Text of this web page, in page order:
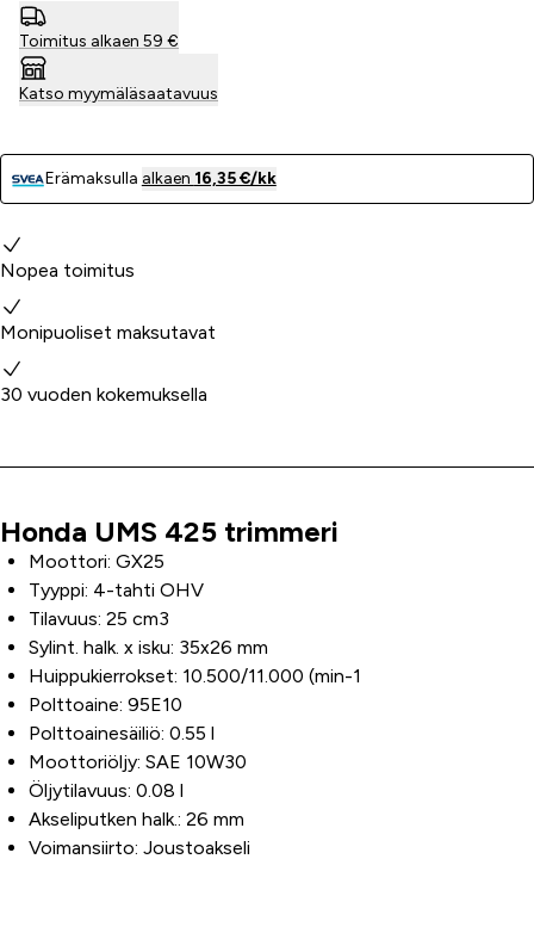
Toimitus alkaen 59 €
Katso myymäläsaatavuus
Erämaksulla alkaen 16,35 €/kk
Miksi valita meidät?
Nopea toimitus
Monipuoliset maksutavat
30 vuoden kokemuksella
Tuoteinfo
Honda UMS 425 trimmeri
Moottori: GX25
Tyyppi: 4-tahti OHV
Tilavuus: 25 cm3
Sylint. halk. x isku: 35x26 mm
Huippukierrokset: 10.500/11.000 (min-1
Polttoaine: 95E10
Polttoainesäiliö: 0.55 l
Moottoriöljy: SAE 10W30
Öljytilavuus: 0.08 l
Akseliputken halk.: 26 mm
Voimansiirto: Joustoakseli